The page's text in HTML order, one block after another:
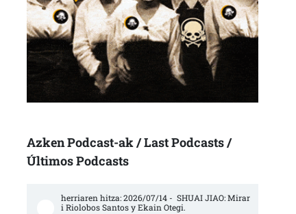
Azken Podcast-ak / Last Podcasts /
Últimos Podcasts
herriaren hitza: 2026/07/14 -  SHUAI JIAO: Mirar
i Riolobos Santos y Ekain Otegi.